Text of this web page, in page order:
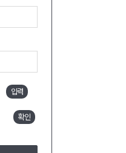
입력
확인